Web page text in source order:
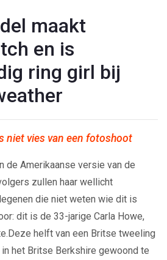
maakt
en is
ring girl bij
niet vies van een fotoshoot
de Amerikaanse versie van de
zullen haar wellicht
die niet weten wie dit is
dit is de 33-jarige Carla Howe,
helft van een Britse tweeling
in het Britse Berkshire gewoond te